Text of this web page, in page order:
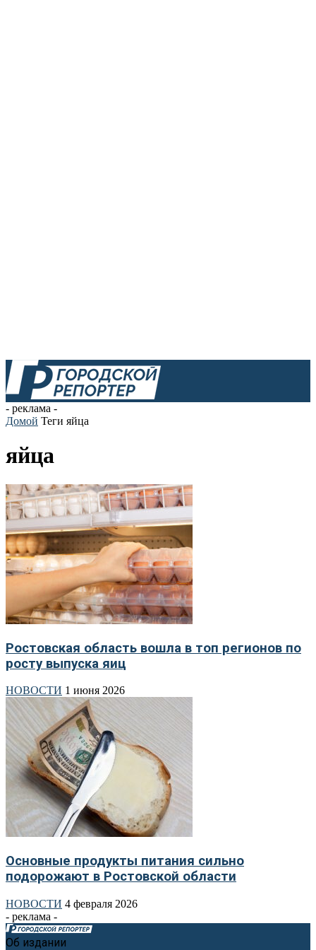
- реклама -
Домой Теги яйца
яйца
Ростовская область вошла в топ регионов по
росту выпуска яиц
НОВОСТИ 1 июня 2026
Основные продукты питания сильно
подорожают в Ростовской области
НОВОСТИ 4 февраля 2026
- реклама -
Об издании